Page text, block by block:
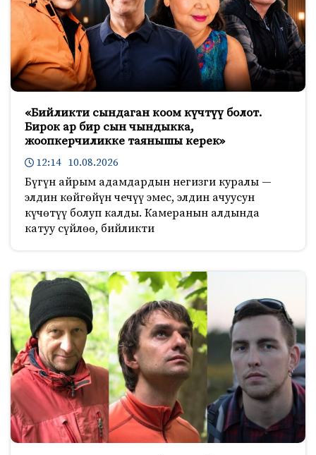
«Бийликти сындаган коом күчтүү болот.
Бирок ар бир сын чындыкка,
жоопкерчиликке таянышы керек»
12:14 10.08.2026
Бүгүн айрым адамдардын негизги куралы —
элдин көйгөйүн чечүү эмес, элдин ачуусун
күчөтүү болуп калды. Камеранын алдында
катуу сүйлөө, бийликти